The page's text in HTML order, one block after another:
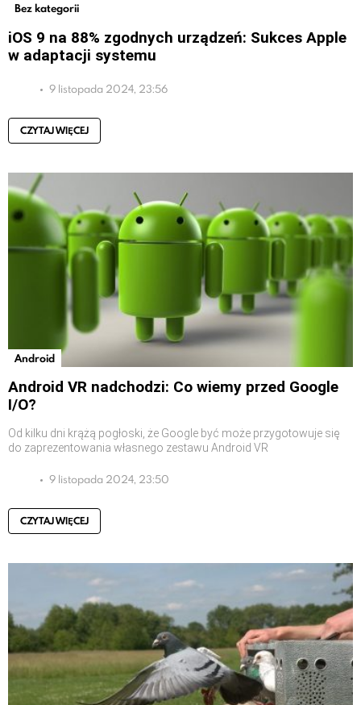
Bez kategorii
iOS 9 na 88% zgodnych urządzeń: Sukces Apple
w adaptacji systemu
9 listopada 2024, 23:56
CZYTAJ WIĘCEJ
Android
Android VR nadchodzi: Co wiemy przed Google
I/O?
Od kilku dni krążą pogłoski, że Google być może przygotowuje się
do zaprezentowania własnego zestawu Android VR
9 listopada 2024, 23:50
CZYTAJ WIĘCEJ